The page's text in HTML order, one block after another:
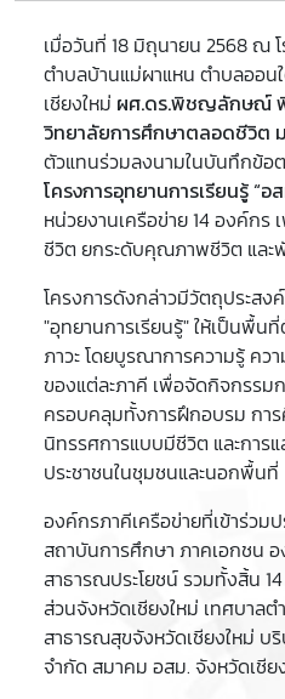
เมื่อวันที่ 18 มิถุนายน 2568 ณ
ตำบลบ้านแม่ผาแหน ตำบลออน
เชียงใหม่ ผศ.ดร.พิชญลักษณ์
วิทยาลัยการศึกษาตลอดชีวิต
ตัวแทนร่วมลงนามในบันทึกข้อ
โครงการอุทยานการเรียนรู้ “
หน่วยงานเครือข่าย 14 องค์กร
ชีวิต ยกระดับคุณภาพชีวิต แล
โครงการดังกล่าวมีวัตถุประส
"อุทยานการเรียนรู้" ให้เป็นพื้น
ภาวะ โดยบูรณาการความรู้ คว
ของแต่ละภาคี เพื่อจัดกิจกรรม
ครอบคลุมทั้งการฝึกอบรม กา
นิทรรศการแบบมีชีวิต และการแ
ประชาชนในชุมชนและนอกพื้นที่
องค์กรภาคีเครือข่ายที่เข้าร่วม
สถาบันการศึกษา ภาคเอกชน
สาธารณประโยชน์ รวมทั้งสิ้น
ส่วนจังหวัดเชียงใหม่ เทศบาล
สาธารณสุขจังหวัดเชียงใหม่ บ
จำกัด สมาคม อสม. จังหวัดเชี